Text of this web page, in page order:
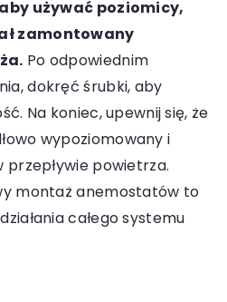
używać poziomicy,
zamontowany
Po odpowiednim
dokręć śrubki, aby
Na koniec, upewnij się, że
wypoziomowany i
przepływie powietrza.
montaż anemostatów to
całego systemu